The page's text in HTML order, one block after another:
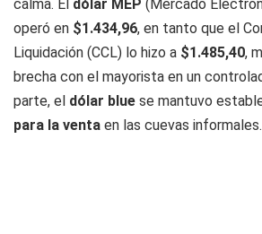
calma. El dólar MEP (Mercado
operó en $1.434,96, en tanto que el
Liquidación (CCL) lo hizo a $1.485,40,
brecha con el mayorista en un
parte, el dólar blue se mantuvo
para la venta en las cuevas informales.